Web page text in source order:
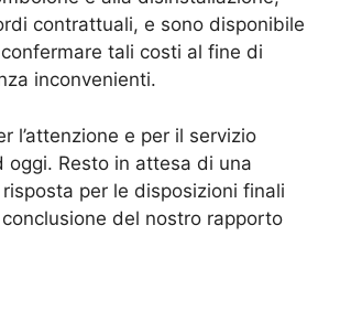
contrattuali, e sono disponibile
tali costi al fine di
inconvenienti.
l’attenzione e per il servizio
oggi. Resto in attesa di una
per le disposizioni finali
del nostro rapporto